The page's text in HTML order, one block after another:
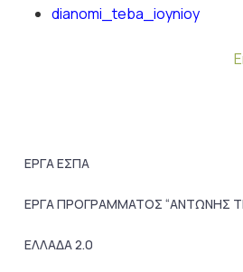
dianomi_teba_ioynioy
ΕΡΓΑ ΕΣΠΑ
ΕΡΓΑ ΠΡΟΓΡΑΜΜΑΤΟΣ “ΑΝΤΩΝΗΣ
ΕΛΛΑΔΑ 2.0